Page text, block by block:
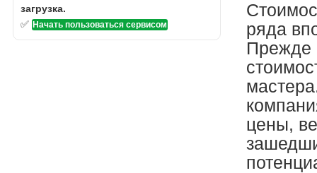
ряда
Прежде
цены,
загрузка.
✅ Начать пользоваться сервисом